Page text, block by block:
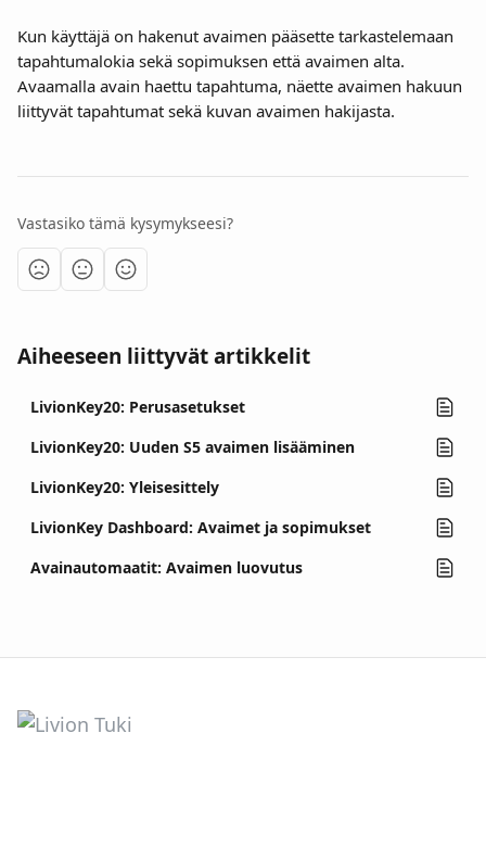
Kun käyttäjä on hakenut avaimen pääsette tarkastelemaan
tapahtumalokia sekä sopimuksen että avaimen alta.
Avaamalla avain haettu tapahtuma, näette avaimen hakuun
liittyvät tapahtumat sekä kuvan avaimen hakijasta.
Vastasiko tämä kysymykseesi?
Aiheeseen liittyvät artikkelit
LivionKey20: Perusasetukset
LivionKey20: Uuden S5 avaimen lisääminen
LivionKey20: Yleisesittely
LivionKey Dashboard: Avaimet ja sopimukset
Avainautomaatit: Avaimen luovutus